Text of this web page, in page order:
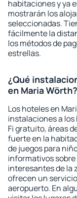
habitaciones y ya
mostrarán los
seleccionadas.
fácilmente la
los métodos de
estrellas.
¿Qué
en Maria Wörth?
Los hoteles en
instalaciones a los
Fi gratuito, áreas
fuerte en la
de juegos para
informativos
interesantes de la
ofrecen un
aeropuerto. En